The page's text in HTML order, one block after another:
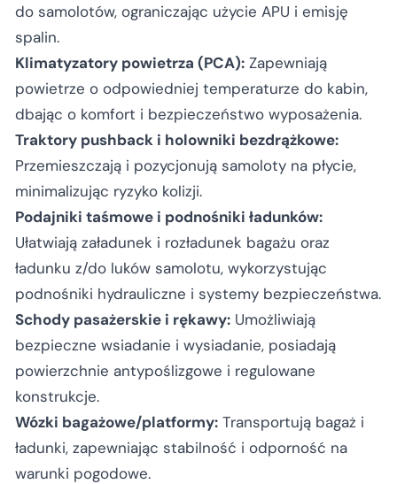
do samolotów, ograniczając użycie APU i emisję
spalin.
Klimatyzatory powietrza (PCA): Zapewniają
powietrze o odpowiedniej temperaturze do kabin,
dbając o komfort i bezpieczeństwo wyposażenia.
Traktory pushback i holowniki bezdrążkowe:
Przemieszczają i pozycjonują samoloty na płycie,
minimalizując ryzyko kolizji.
Podajniki taśmowe i podnośniki ładunków:
Ułatwiają załadunek i rozładunek bagażu oraz
ładunku z/do luków samolotu, wykorzystując
podnośniki hydrauliczne i systemy bezpieczeństwa.
Schody pasażerskie i rękawy: Umożliwiają
bezpieczne wsiadanie i wysiadanie, posiadają
powierzchnie antypoślizgowe i regulowane
konstrukcje.
Wózki bagażowe/platformy: Transportują bagaż i
ładunki, zapewniając stabilność i odporność na
warunki pogodowe.